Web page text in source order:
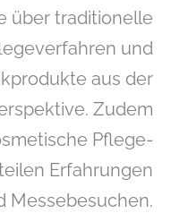
über traditionelle
und
aus der
Zudem
Pflege-
Erfahrungen
Messebesuchen.